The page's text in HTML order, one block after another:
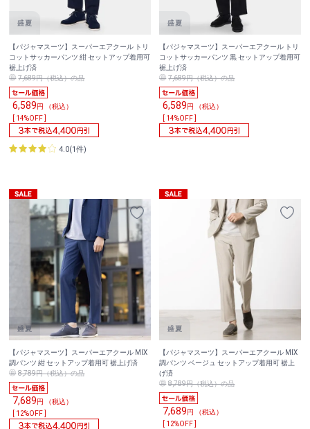
【パジャマスーツ】スーパーエアクール トリ
コットサッカーパンツ 紺 セットアップ着用可
裾上げ済
7,689円（税込）の品
6,589円 （税込）
[ 14%OFF ]
4.0(1件)
【パジャマスーツ】スーパーエアクール トリ
コットサッカーパンツ 黒 セットアップ着用可
裾上げ済
7,689円（税込）の品
6,589円 （税込）
[ 14%OFF ]
【パジャマスーツ】スーパーエアクール MIX
調パンツ 紺 セットアップ着用可 裾上げ済
8,789円（税込）の品
7,689円 （税込）
[ 12%OFF ]
【パジャマスーツ】スーパーエアクール MIX
調パンツ ベージュ セットアップ着用可 裾上
げ済
8,789円（税込）の品
7,689円 （税込）
[ 12%OFF ]